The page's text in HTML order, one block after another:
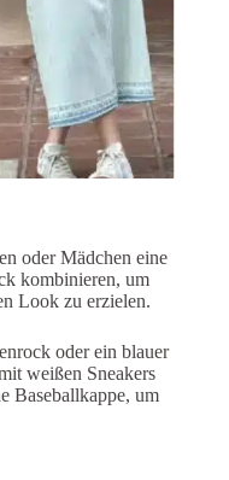
oder Mädchen eine
kombinieren, um
Look zu erzielen.
oder ein blauer
weißen Sneakers
Baseballkappe, um